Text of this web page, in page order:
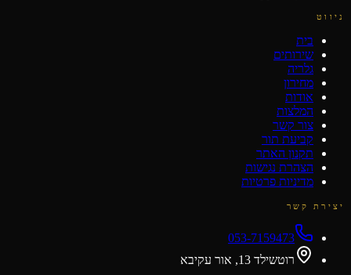
ניווט
בית
שירותים
גלריה
מחירון
אודות
המלצות
צור קשר
קביעת תור
תקנון האתר
הצהרת נגישות
מדיניות פרטיות
יצירת קשר
053-7159473
רוטשילד 13, אור עקיבא